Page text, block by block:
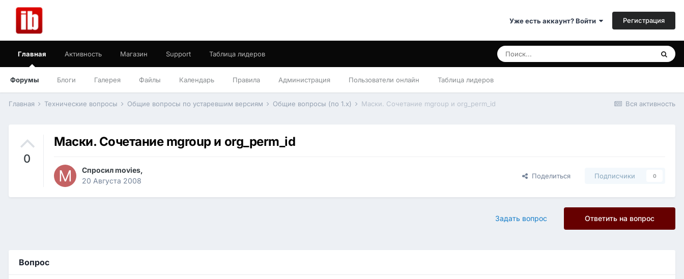
Уже есть аккаунт? Войти Регистрация
Главная
Форумы Блоги Галерея Файлы Календарь Правила Администрация Пользователи онлайн Таблица лидеров
Активность Магазин Support Таблица лидеров
Вся активность
Главная Технические вопросы Общие вопросы по устаревшим версиям Общие вопросы (по 1.x) Маски. Сочетание mgroup и org_perm_id
0
Маски. Сочетание mgroup и org_perm_id
Спросилmovies,
20 Августа 2008
Поделиться Подписчики 0
Ответить на вопрос
Задать вопрос
Вопрос